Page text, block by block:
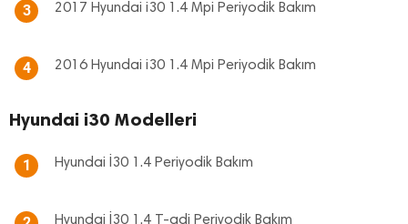
3 2017 Hyundai i30 1.4 Mpi Periyodik Bakım
4 2016 Hyundai i30 1.4 Mpi Periyodik Bakım
Hyundai i30 Modelleri
1 Hyundai İ30 1.4 Periyodik Bakım
Hyundai İ30 1.4 T-gdi Periyodik Bakım